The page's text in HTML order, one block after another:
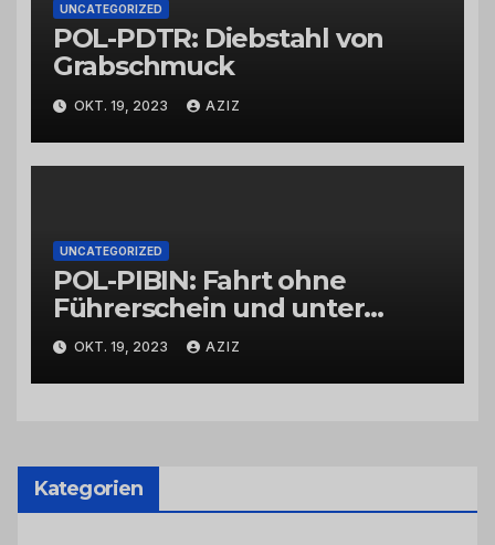
UNCATEGORIZED
POL-PDTR: Diebstahl von
Grabschmuck
OKT. 19, 2023 AZIZ
UNCATEGORIZED
POL-PIBIN: Fahrt ohne
Führerschein und unter
Einfluss von Drogen
OKT. 19, 2023 AZIZ
Kategorien